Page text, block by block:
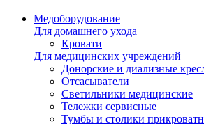
Медоборудование
Для домашнего ухода
Кровати
Для медицинских учреждений
Донорские и диализные
Отсасыватели
Светильники медицинские
Тележки сервисные
Тумбы и столики